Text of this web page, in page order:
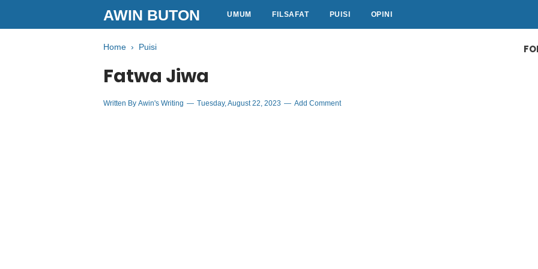
AWIN BUTON UMUM FILSAFAT PUISI OPINI
Home › Puisi
Fatwa Jiwa
Written By Awin's Writing Tuesday, August 22, 2023 Add Comment